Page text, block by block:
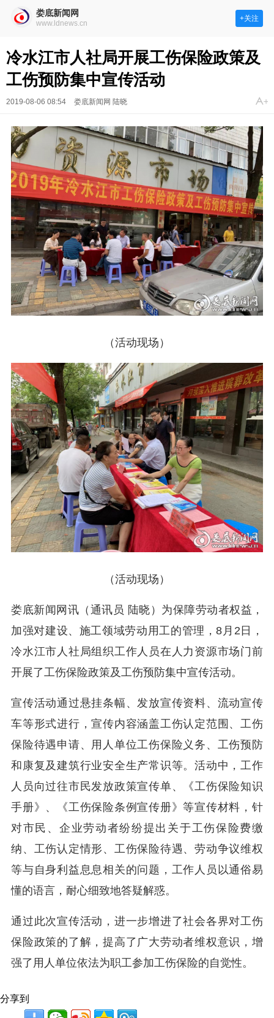
娄底新闻网
www.ldnews.cn
+关注
冷水江市人社局开展工伤保险政策及
工伤预防集中宣传活动
2019-08-06 08:54 娄底新闻网 陆晓
（活动现场）
（活动现场）
娄底新闻网讯（通讯员 陆晓）为保障劳动者权益，
加强对建设、施工领域劳动用工的管理，8月2日，
冷水江市人社局组织工作人员在人力资源市场门前
开展了工伤保险政策及工伤预防集中宣传活动。
宣传活动通过悬挂条幅、发放宣传资料、流动宣传
车等形式进行，宣传内容涵盖工伤认定范围、工伤
保险待遇申请、用人单位工伤保险义务、工伤预防
和康复及建筑行业安全生产常识等。活动中，工作
人员向过往市民发放政策宣传单、《工伤保险知识
手册》、《工伤保险条例宣传册》等宣传材料，针
对市民、企业劳动者纷纷提出关于工伤保险费缴
纳、工伤认定情形、工伤保险待遇、劳动争议维权
等与自身利益息息相关的问题，工作人员以通俗易
懂的语言，耐心细致地答疑解惑。
通过此次宣传活动，进一步增进了社会各界对工伤
保险政策的了解，提高了广大劳动者维权意识，增
强了用人单位依法为职工参加工伤保险的自觉性。
分享到